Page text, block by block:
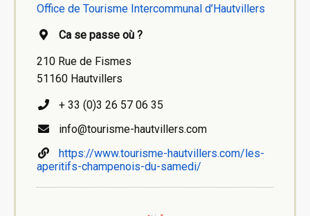
Office de Tourisme Intercommunal d’Hautvillers
Ca se passe où ?
210 Rue de Fismes
51160 Hautvillers
+ 33 (0)3 26 57 06 35
info@tourisme-hautvillers.com
https://www.tourisme-hautvillers.com/les-
aperitifs-champenois-du-samedi/